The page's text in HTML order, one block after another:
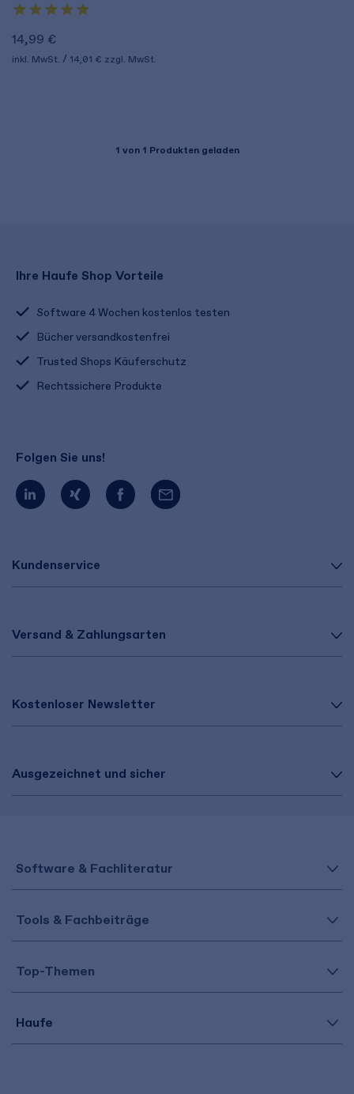
14,99 €
inkl. MwSt. 14,01 € zzgl. MwSt.
1 von 1 Produkten geladen
Kundenservice
Versand & Zahlungsarten
Kostenloser Newsletter
Ausgezeichnet und sicher
Ihre Haufe Shop Vorteile
Software 4 Wochen kostenlos testen
Bücher versandkostenfrei
Trusted Shops Käuferschutz
Rechtssichere Produkte
Folgen Sie uns!
Software & Fachliteratur
Tools & Fachbeiträge
Top-Themen
Haufe